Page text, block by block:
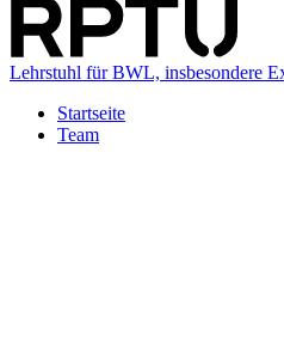
Lehrstuhl für BWL, insbesondere
Startseite
Team